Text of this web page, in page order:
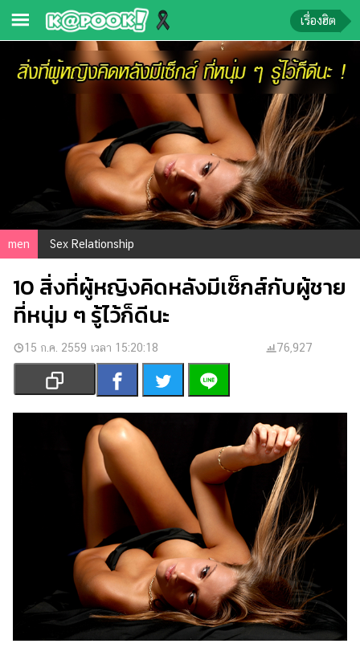
ข่าว-
บันเทิง
ตรวจ
หวย
ผล
บอล
สด
การ
เงิน
การ
ศึกษา
ละคร
บันเทิง
เรื่องฮิต
men Sex Relationship
10 สิ่งที่ผู้หญิงคิดหลังมีเซ็กส์กับผู้ชาย
ที่หนุ่ม ๆ รู้ไว้ก็ดีนะ
15 ก.ค. 2559 เวลา 15:20:18 76,927